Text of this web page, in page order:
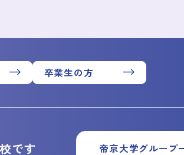
卒業生の方
です 帝京大学グループ